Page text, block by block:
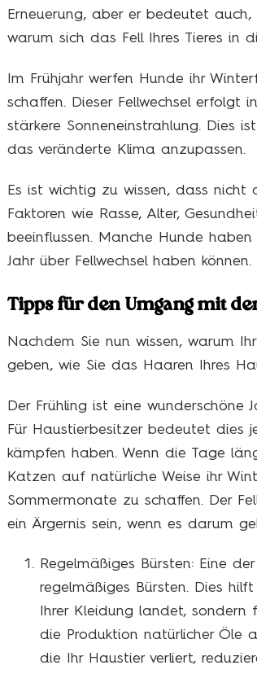
Erneuerung, aber er bedeutet
warum sich das Fell Ihres Tieres in
Im Frühjahr werfen Hunde ihr
schaffen. Dieser Fellwechsel
stärkere Sonneneinstrahlung. Dies
das veränderte Klima anzupassen.
Es ist wichtig zu wissen, dass
Faktoren wie Rasse, Alter,
beeinflussen. Manche Hunde
Jahr über Fellwechsel haben können.
Tipps für den Umgang mit
Nachdem Sie nun wissen, warum
geben, wie Sie das Haaren Ihres
Der Frühling ist eine
Für Haustierbesitzer bedeutet dies
kämpfen haben. Wenn die Tage
Katzen auf natürliche Weise ihr
Sommermonate zu schaffen. Der
ein Ärgernis sein, wenn es darum
Regelmäßiges Bürsten: Eine
regelmäßiges Bürsten. Dies
Ihrer Kleidung landet,
die Produktion natürlicher Öle
die Ihr Haustier verliert,